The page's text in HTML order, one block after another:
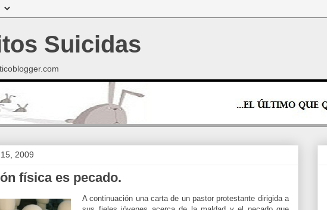
Suicidas
2009
física es pecado.
A continuación una carta de un pastor protestante dirigida a